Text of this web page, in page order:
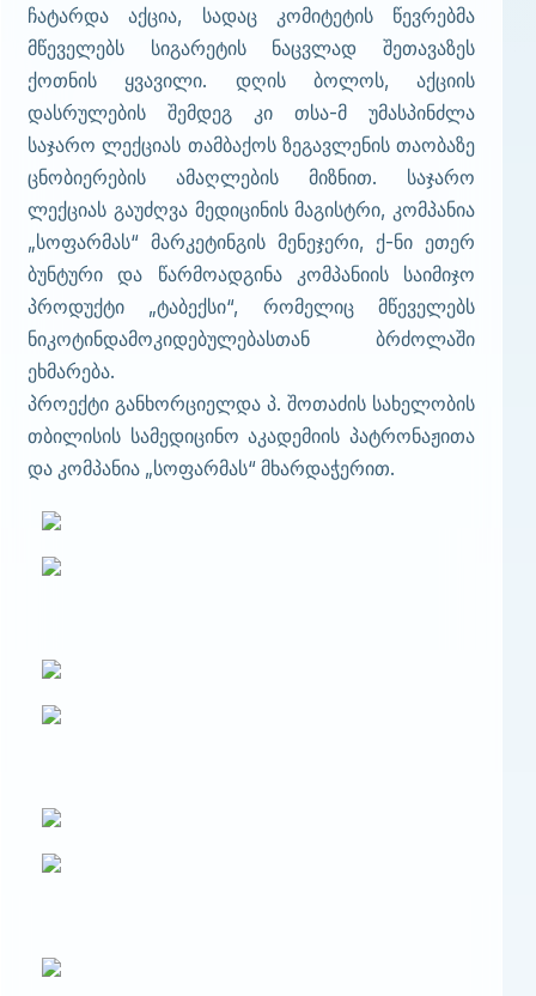
ჩატარდა აქცია, სადაც კომიტეტის წევრებმა
მწეველებს სიგარეტის ნაცვლად შეთავაზეს
ქოთნის ყვავილი. დღის ბოლოს, აქციის
დასრულების შემდეგ კი თსა-მ უმასპინძლა
საჯარო ლექციას თამბაქოს ზეგავლენის თაობაზე
ცნობიერების ამაღლების მიზნით. საჯარო
ლექციას გაუძღვა მედიცინის მაგისტრი, კომპანია
„სოფარმას“ მარკეტინგის მენეჯერი, ქ-ნი ეთერ
ბუნტური და წარმოადგინა კომპანიის საიმიჯო
პროდუქტი „ტაბექსი“, რომელიც მწეველებს
ნიკოტინდამოკიდებულებასთან ბრძოლაში
ეხმარება.
პროექტი განხორციელდა პ. შოთაძის სახელობის
თბილისის სამედიცინო აკადემიის პატრონაჟითა
და კომპანია „სოფარმას“ მხარდაჭერით.